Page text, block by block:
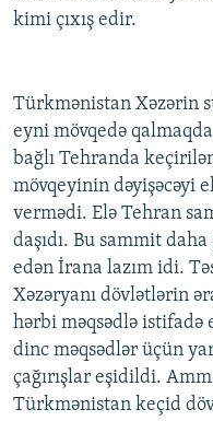
kimi çıxış edir.
Türkmənistan Xəzərin
eyni mövqedə
bağlı Tehranda
mövqeyinin dəyişəcəyi
vermədi. Elə Tehran
daşıdı. Bu sammit
edən İrana lazım idi.
Xəzəryanı dövlətlərin
hərbi məqsədlə istifadə
dinc məqsədlər üçün
çağırışlar eşidildi.
Türkmənistan keçid